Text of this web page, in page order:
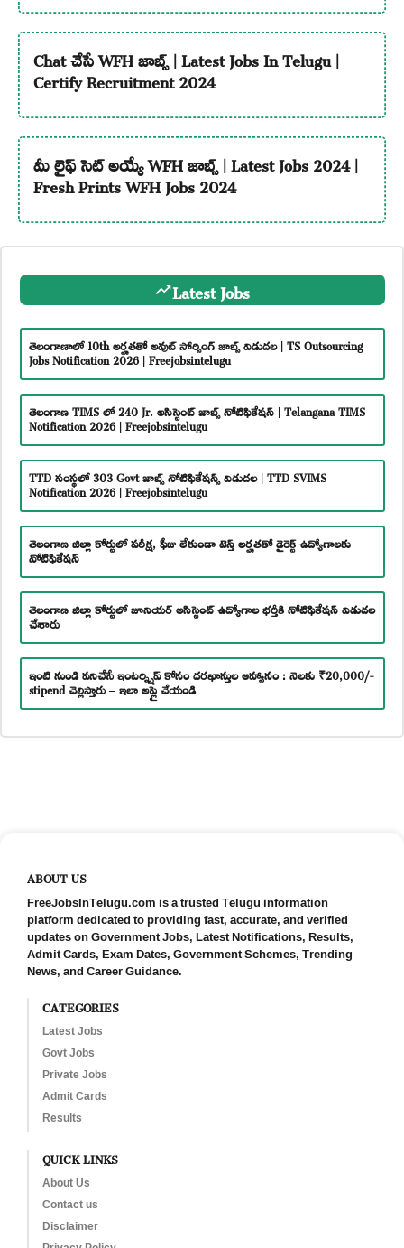
Chat చేసే WFH జాబ్స్ | Latest Jobs In Telugu |
Certify Recruitment 2024
మీ లైఫ్ సెట్ అయ్యే WFH జాబ్స్ | Latest Jobs 2024 |
Fresh Prints WFH Jobs 2024
Latest Jobs
తెలంగాణాలో 10th అర్హతతో అవుట్ సోర్సింగ్ జాబ్స్ విడుదల | TS Outsourcing
Jobs Notification 2026 | Freejobsintelugu
తెలంగాణ TIMS లో 240 Jr. అసిస్టెంట్ జాబ్స్ నోటిఫికేషన్ | Telangana TIMS
Notification 2026 | Freejobsintelugu
TTD సంస్థలో 303 Govt జాబ్స్ నోటిఫికేషన్స్ విడుదల | TTD SVIMS
Notification 2026 | Freejobsintelugu
తెలంగాణ జిల్లా కోర్టులో పరీక్ష, ఫీజు లేకుండా టెన్త్ అర్హతతో డైరెక్ట్ ఉద్యోగాలకు
నోటిఫికేషన్
తెలంగాణ జిల్లా కోర్టులో జూనియర్ అసిస్టెంట్ ఉద్యోగాల భర్తీకి నోటిఫికేషన్ విడుదల
చేశారు
ఇంటి నుండి పనిచేసే ఇంటర్న్షిప్ కోసం దరఖాస్తుల ఆహ్వానం : నెలకు ₹20,000/-
stipend చెల్లిస్తారు – ఇలా అప్లై చేయండి
ABOUT US
FreeJobsInTelugu.com is a trusted Telugu information
platform dedicated to providing fast, accurate, and verified
updates on Government Jobs, Latest Notifications, Results,
Admit Cards, Exam Dates, Government Schemes, Trending
News, and Career Guidance.
CATEGORIES
Latest Jobs
Govt Jobs
Private Jobs
Admit Cards
Results
QUICK LINKS
About Us
Contact us
Disclaimer